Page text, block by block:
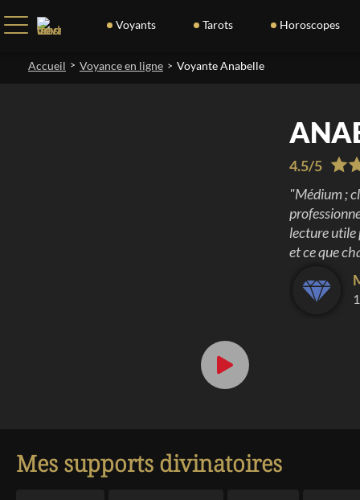
Voyants Tarots Horoscopes
Accueil > Voyance en ligne > Voyante Anabelle
4.5/5
"Médium ;
lecture utile
et ce que
Mes supports divinatoires